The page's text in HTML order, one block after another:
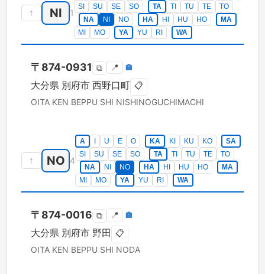
↑ NI 1
SI
SU SE SO TA TI TU TE
TO
NA
NI NO HA HI HU HO
MA
MI
MO YA YU RI WA
〒 874-0931 ⧉ 📍 🏣
大分県 別府市 西野口町 📋
OITA KEN BEPPU SHI NISHINOGUCHIMACHI
↑ NO 4
A U E O KA KI KU KO
SA
SI
SU SE SO TA TI TU TE
TO
NA
NI NO HA HI HU HO
MA
MI
MO YA YU RI WA
〒 874-0016 ⧉ 📍 🏣
大分県 別府市 野田 📋
OITA KEN BEPPU SHI NODA